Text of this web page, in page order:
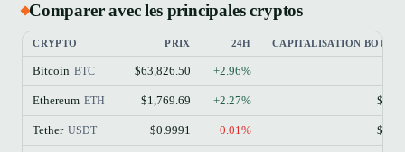
Comparer avec les principales cryptos
CRYPTO PRIX 24H CAPITALISATION
Bitcoin BTC $63,826.50 +2.96%
Ethereum ETH $1,769.69 +2.27%
Tether USDT $0.9991 −0.01%